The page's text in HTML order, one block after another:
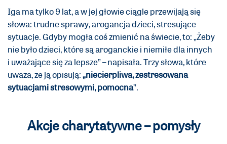
Iga ma tylko 9 lat, a w jej głowie ciągle przewijają się
słowa: trudne sprawy, arogancja dzieci, stresujące
sytuacje. Gdyby mogła coś zmienić na świecie, to: „Żeby
nie było dzieci, które są aroganckie i niemiłe dla innych
i uważające się za lepsze” – napisała. Trzy słowa, które
uważa, że ją opisują:„niecierpliwa, zestresowana
sytuacjami stresowymi, pomocna”.
Akcje charytatywne – pomysły